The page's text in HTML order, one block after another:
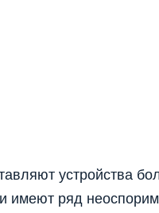
устройства
имеют ряд